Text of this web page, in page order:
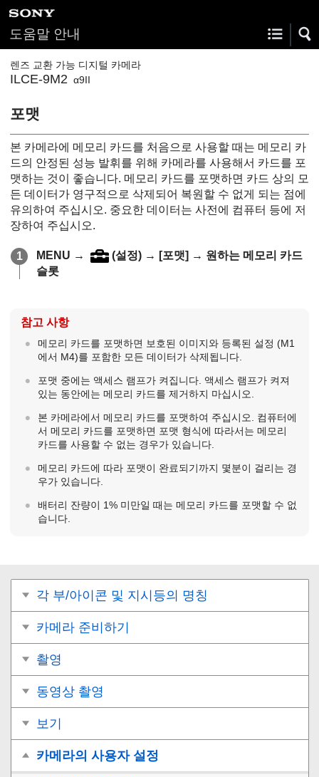
도움말 안내
렌즈 교환 가능 디지털 카메라
ILCE-9M2 α9II
포맷
본 카메라에 메모리 카드를 처음으로 사용할 때는 메모리 카
드의 안정된 성능 발휘를 위해 카메라를 사용해서 카드를 포
맷하는 것이 좋습니다. 메모리 카드를 포맷하면 카드 상의 모
든 데이터가 영구적으로 삭제되어 복원할 수 없게 되는 점에
유의하여 주십시오. 중요한 데이터는 사전에 컴퓨터 등에 저
장하여 주십시오.
MENU → (설정) → [포맷] → 원하는 메모리 카드
슬롯
참고 사항
메모리 카드를 포맷하면 보호된 이미지와 등록된 설정 (M1
에서 M4)를 포함한 모든 데이터가 삭제됩니다.
포맷 중에는 액세스 램프가 켜집니다. 액세스 램프가 켜져
있는 동안에는 메모리 카드를 제거하지 마십시오.
본 카메라에서 메모리 카드를 포맷하여 주십시오. 컴퓨터에
서 메모리 카드를 포맷하면 포맷 형식에 따라서는 메모리
카드를 사용할 수 없는 경우가 있습니다.
메모리 카드에 따라 포맷이 완료되기까지 몇분이 걸리는 경
우가 있습니다.
배터리 잔량이 1% 미만일 때는 메모리 카드를 포맷할 수 없
습니다.
각 부/아이콘 및 지시등의 명칭
카메라 준비하기
촬영
동영상 촬영
보기
카메라의 사용자 설정